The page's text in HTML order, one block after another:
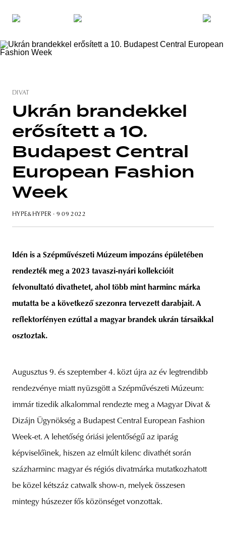
DIVAT
Ukrán brandekkel
erősített a 10.
Budapest Central
European Fashion
Week
HYPE&HYPER · 9 09 2022
Idén is a Szépművészeti Múzeum impozáns épületében
rendezték meg a 2023 tavaszi-nyári kollekcióit
felvonultató divathetet, ahol több mint harminc márka
mutatta be a következő szezonra tervezett darabjait. A
reflektorfényen ezúttal a magyar brandek ukrán társaikkal
osztoztak.
Augusztus 9. és szeptember 4. közt újra az év legtrendibb
rendezvénye miatt nyüzsgött a Szépművészeti Múzeum:
immár tizedik alkalommal rendezte meg a Magyar Divat &
Dizájn Ügynökség a Budapest Central European Fashion
Week-et. A lehetőség óriási jelentőségű az iparág
képviselőinek, hiszen az elmúlt kilenc divathét során
százharminc magyar és régiós divatmárka mutatkozhatott
be közel kétszáz catwalk show-n, melyek összesen
mintegy húszezer fős közönséget vonzottak.